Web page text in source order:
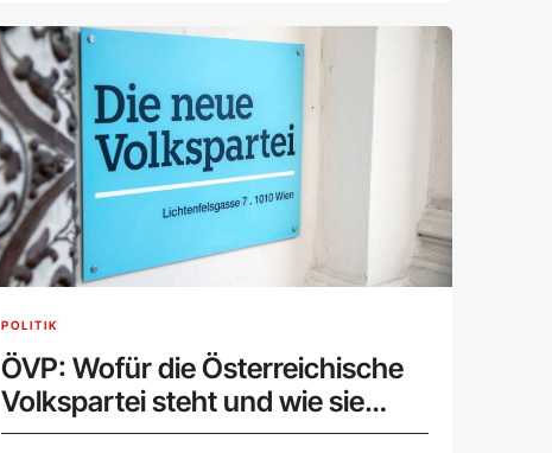
POLITIK
ÖVP: Wofür die Österreichische
Volkspartei steht und wie sie
funktioniert